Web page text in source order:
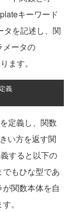
キーワード
タを記述し、関
メータの
ます。
義
定義し、関数
い方を返す関
すると以下の
もひな型であ
関数本体を自
。